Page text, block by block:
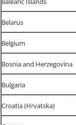
Belarus
Belgium
Bosnia and Herzegovina
Bulgaria
Croatia (Hrvatska)